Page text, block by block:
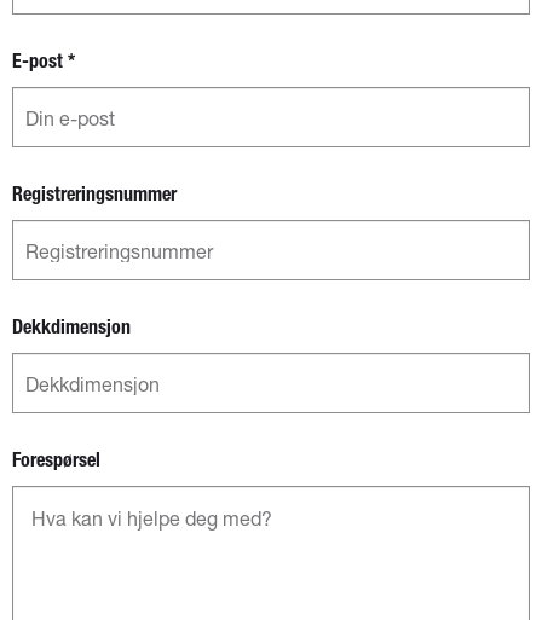
E-post *
Registreringsnummer
Dekkdimensjon
Forespørsel